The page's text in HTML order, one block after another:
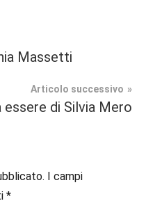
Massetti
Articolo successivo
di Silvia Mero
I campi
*